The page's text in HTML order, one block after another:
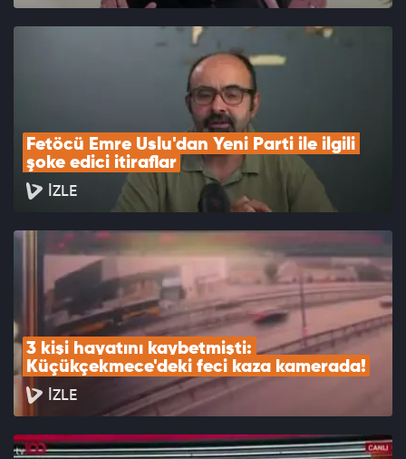
Fetöcü Emre Uslu'dan Yeni Parti ile ilgili
şoke edici itiraflar
İZLE
3 kişi hayatını kaybetmişti:
Küçükçekmece'deki feci kaza kamerada!
İZLE